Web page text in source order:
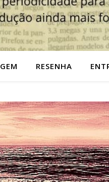
RESENHA